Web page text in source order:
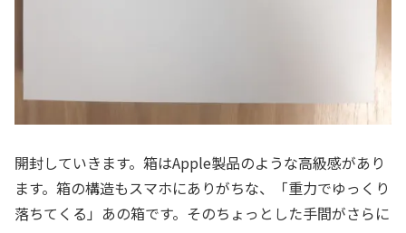
開封していきます。箱はApple製品のような高級感があり
ます。箱の構造もスマホにありがちな、「重力でゆっくり
落ちてくる」あの箱です。そのちょっとした手間がさらに